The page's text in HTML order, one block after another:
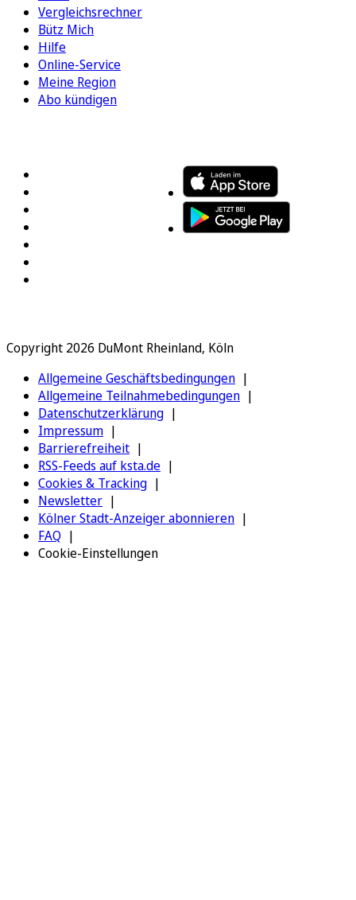
Vergleichsrechner
Bütz Mich
Hilfe
Online-Service
Meine Region
Abo kündigen
Copyright 2026 DuMont Rheinland, Köln
Allgemeine Geschäftsbedingungen
Allgemeine Teilnahmebedingungen
Datenschutzerklärung
Impressum
Barrierefreiheit
RSS-Feeds auf ksta.de
Cookies & Tracking
Newsletter
Kölner Stadt-Anzeiger abonnieren
FAQ
Cookie-Einstellungen